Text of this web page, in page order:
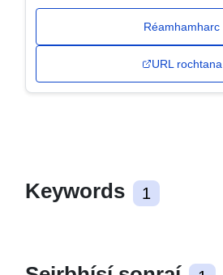
Réamhamharc
URL rochtana
Keywords 1